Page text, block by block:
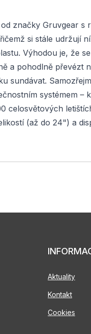
značky Gruvgear
si stále udržují
Výhodou je, že
a pohodlně převézt
sundávat.
systémem –
celosvětových
(až do 24") a
Aktuality
Kontakt
Cookies